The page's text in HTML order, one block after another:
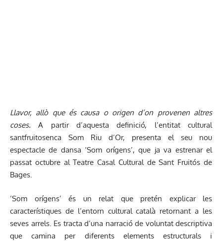
Llavor, allò que és causa o origen d’on provenen altres
coses. A partir d’aquesta definició, l’entitat cultural
santfruitosenca Som Riu d’Or, presenta el seu nou
espectacle de dansa ‘Som orígens’, que ja va estrenar el
passat octubre al Teatre Casal Cultural de Sant Fruitós de
Bages.
‘Som orígens’ és un relat que pretén explicar les
característiques de l’entorn cultural català retornant a les
seves arrels. Es tracta d’una narració de voluntat descriptiva
que camina per diferents elements estructurals i